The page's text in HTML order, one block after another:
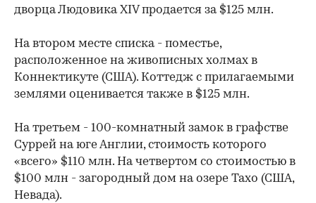
дворца Людовика XIV продается за $125 млн.
На втором месте списка - поместье,
расположенное на живописных холмах в
Коннектикуте (США). Коттедж с прилагаемыми
землями оценивается также в $125 млн.
На третьем - 100-комнатный замок в графстве
Суррей на юге Англии, стоимость которого
«всего» $110 млн. На четвертом со стоимостью в
$100 млн - загородный дом на озере Тахо (США,
Невада).